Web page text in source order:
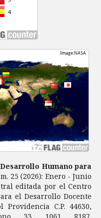
Humano para
25 (2026): Enero - Junio
editada por el Centro
el Desarrollo Docente
Providencia C.P. 44630,
33 1061 8187.